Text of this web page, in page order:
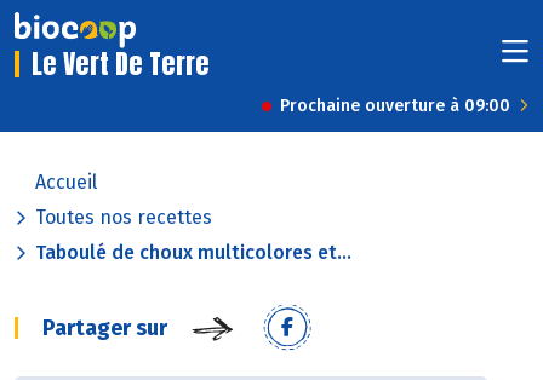
Le Vert De Terre
Prochaine ouverture à 09:00
Accueil
Toutes nos recettes
Taboulé de choux multicolores et...
Partager sur